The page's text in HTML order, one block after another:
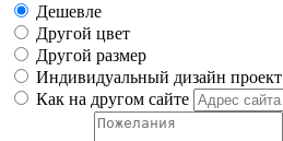
Дешевле
Другой цвет
Другой размер
Индивидуальный дизайн проект
Как на другом сайте